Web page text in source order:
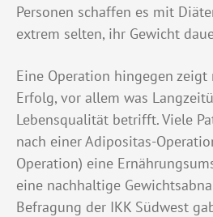
Personen schaffen es mit
extrem selten, ihr Gewicht
Eine Operation hingegen
Erfolg, vor allem was
Lebensqualität betrifft. Viele
nach einer Adipositas-
Operation) eine
eine nachhaltige
Befragung der IKK Südwest